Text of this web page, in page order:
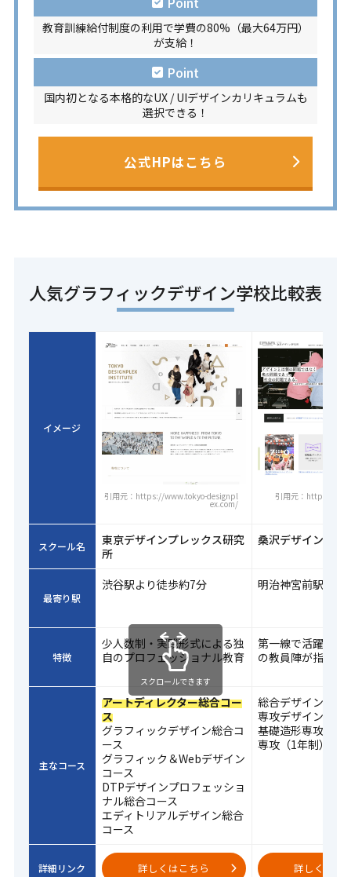
教育訓練給付制度の利用で学費の80%（最大64万円）
が支給！
Point
国内初となる本格的なUX / UIデザインカリキュラムも
選択できる！
公式HPはこちら
人気グラフィックデザイン学校比較表
イメージ
引用元：https://www.tokyo-designpl
ex.com/
引用元：https://
スクール名
東京デザインプレックス研究
所
桑沢デザイン研究
最寄り駅
渋谷駅より徒歩約7分 明治神宮前駅より
特徴
少人数制・実践形式による独
自のプロフェッショナル教育
第一線で活躍する
の教員陣が指導
主なコース
アートディレクター総合コー
ス
グラフィックデザイン総合コ
ース
グラフィック＆Webデザイン
コース
DTPデザインプロフェッショ
ナル総合コース
エディトリアルデザイン総合
コース
総合デザイン科（
専攻デザイン科（
基礎造形専攻・基
専攻（1年制）
詳細リンク 詳しくはこちら 詳しくはこ
スクロールできます